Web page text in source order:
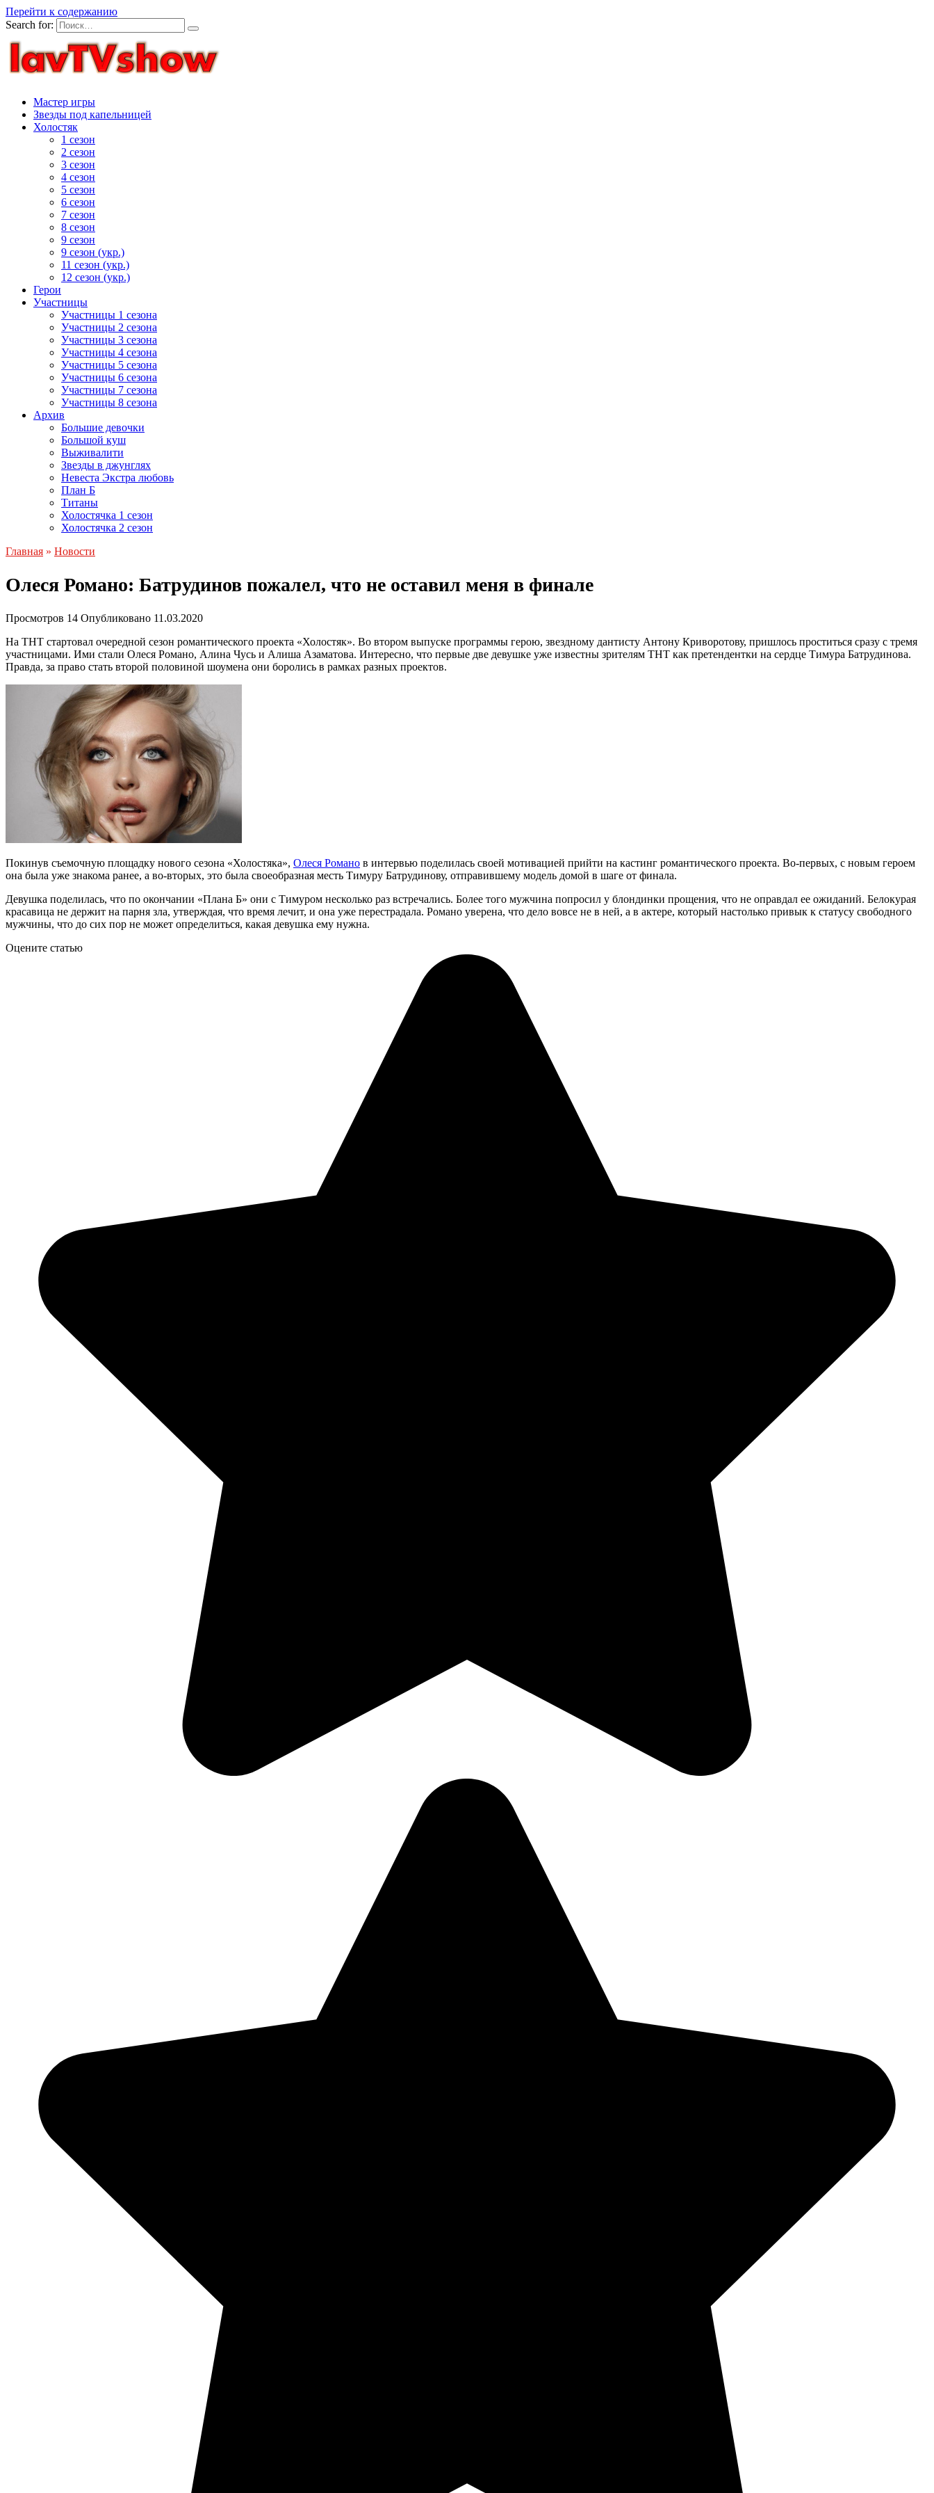
Перейти к содержанию
Search for:
Мастер игры
Звезды под капельницей
Холостяк
1 сезон
2 сезон
3 сезон
4 сезон
5 сезон
6 сезон
7 сезон
8 сезон
9 сезон
9 сезон (укр.)
11 сезон (укр.)
12 сезон (укр.)
Герои
Участницы
Участницы 1 сезона
Участницы 2 сезона
Участницы 3 сезона
Участницы 4 сезона
Участницы 5 сезона
Участницы 6 сезона
Участницы 7 сезона
Участницы 8 сезона
Архив
Большие девочки
Большой куш
Выживалити
Звезды в джунглях
Невеста Экстра любовь
План Б
Титаны
Холостячка 1 сезон
Холостячка 2 сезон
Главная » Новости
Олеся Романо: Батрудинов пожалел, что не оставил меня в финале
Просмотров 14 Опубликовано 11.03.2020
На ТНТ стартовал очередной сезон романтического проекта «Холостяк». Во втором выпуске программы герою, звездному дантисту Антону Криворотову, пришлось проститься сразу с тремя
участницами. Ими стали Олеся Романо, Алина Чусь и Алиша Азаматова. Интересно, что первые две девушке уже известны зрителям ТНТ как претендентки на сердце Тимура Батрудинова.
Правда, за право стать второй половиной шоумена они боролись в рамках разных проектов.
Покинув съемочную площадку нового сезона «Холостяка», Олеся Романо в интервью поделилась своей мотивацией прийти на кастинг романтического проекта. Во-первых, с новым героем
она была уже знакома ранее, а во-вторых, это была своеобразная месть Тимуру Батрудинову, отправившему модель домой в шаге от финала.
Девушка поделилась, что по окончании «Плана Б» они с Тимуром несколько раз встречались. Более того мужчина попросил у блондинки прощения, что не оправдал ее ожиданий. Белокурая
красавица не держит на парня зла, утверждая, что время лечит, и она уже перестрадала. Романо уверена, что дело вовсе не в ней, а в актере, который настолько привык к статусу свободного
мужчины, что до сих пор не может определиться, какая девушка ему нужна.
Оцените статью